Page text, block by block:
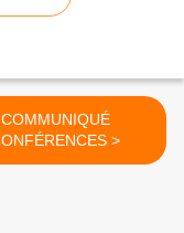
COMMUNIQUÉ
CONFÉRENCES >